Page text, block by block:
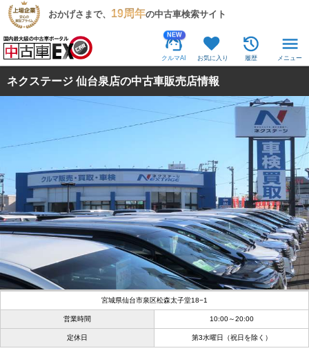
おかげさまで、 19周年の中古車検索サイト
NEW
クルマAI お気に入り 履歴 メニュー
ネクステージ 仙台泉店の中古車販売店情報
宮城県仙台市泉区松森太子堂18−1
営業時間 10:00～20:00
定休日 第3水曜日（祝日を除く）